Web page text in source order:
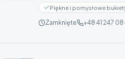
Piękne i pomysłowe
Zamknięte +48 41 247 08